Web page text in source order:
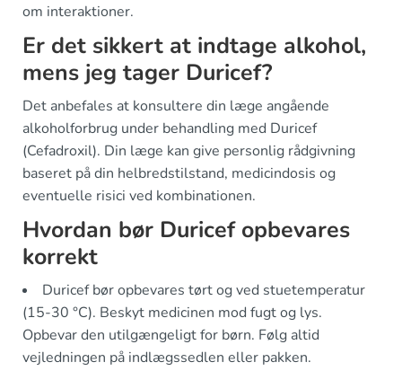
om interaktioner.
Er det sikkert at indtage alkohol,
mens jeg tager Duricef?
Det anbefales at konsultere din læge angående
alkoholforbrug under behandling med Duricef
(Cefadroxil). Din læge kan give personlig rådgivning
baseret på din helbredstilstand, medicindosis og
eventuelle risici ved kombinationen.
Hvordan bør Duricef opbevares
korrekt
Duricef bør opbevares tørt og ved stuetemperatur
(15-30 °C). Beskyt medicinen mod fugt og lys.
Opbevar den utilgængeligt for børn. Følg altid
vejledningen på indlægssedlen eller pakken.